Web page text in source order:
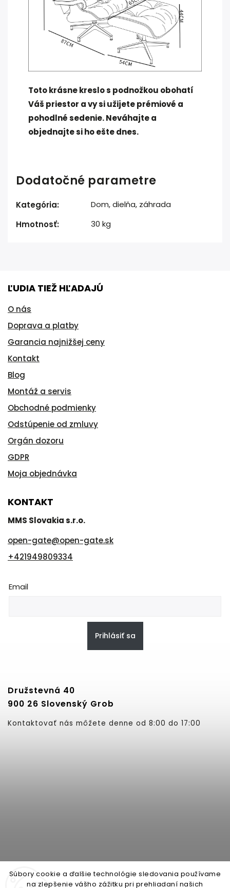
Súbory cookie a ďalšie technológie sledovania používame
na zlepšenie vášho zážitku pri prehliadaní našich
Toto krásne kreslo s podnožkou obohatí
Váš priestor a vy si užijete prémiové a
pohodlné sedenie. Neváhajte a
objednajte si ho ešte dnes.
Dodatočné parametre
Kategória:
Dom, dielňa, záhrada
Hmotnosť: 30 kg
ĽUDIA TIEŽ HĽADAJÚ
O nás
Doprava a platby
Garancia najnižšej ceny
Kontakt
Blog
Montáž a servis
Obchodné podmienky
Odstúpenie od zmluvy
Orgán dozoru
GDPR
Moja objednávka
KONTAKT
MMS Slovakia s.r.o.
open-gate@open-gate.sk
+421949809334
Email
Prihlásiť sa
Družstevná 40
900 26 Slovenský Grob
Kontaktovať nás môžete denne od 8:00 do 17:00